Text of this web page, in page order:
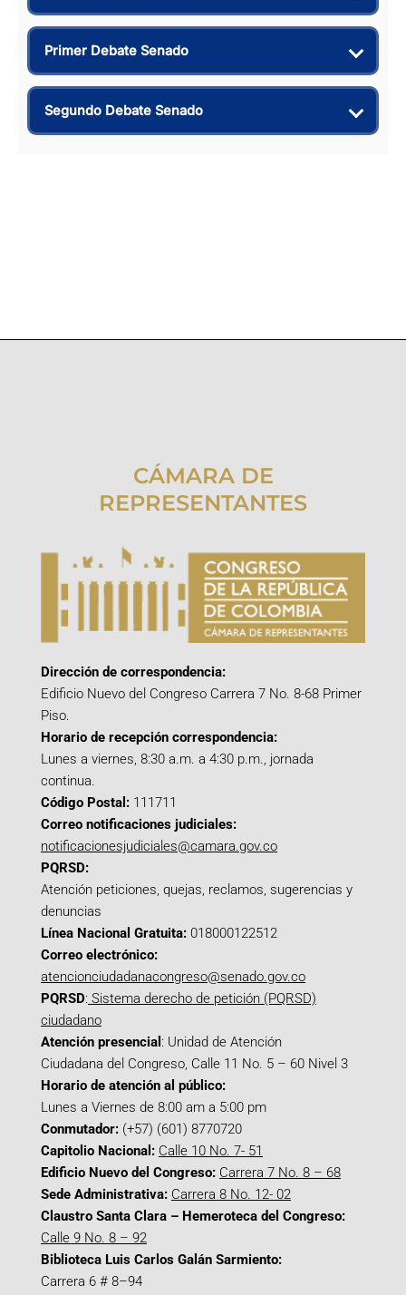
Primer Debate Senado
Segundo Debate Senado
CÁMARA DE
REPRESENTANTES
Dirección de correspondencia:
Edificio Nuevo del Congreso Carrera 7 No. 8-68 Primer
Piso.
Horario de recepción correspondencia:
Lunes a viernes, 8:30 a.m. a 4:30 p.m., jornada
continua.
Código Postal: 111711
Correo notificaciones judiciales:
notificacionesjudiciales@camara.gov.co
PQRSD:
Atención peticiones, quejas, reclamos, sugerencias y
denuncias
Línea Nacional Gratuita: 018000122512
Correo electrónico:
atencionciudadanacongreso@senado.gov.co
PQRSD: Sistema derecho de petición (PQRSD)
ciudadano
Atención presencial : Unidad de Atención
Ciudadana del Congreso, Calle 11 No. 5 – 60 Nivel 3
Horario de atención al público:
Lunes a Viernes de 8:00 am a 5:00 pm
Conmutador: (+57) (601) 8770720
Capitolio Nacional: Calle 10 No. 7- 51
Edificio Nuevo del Congreso: Carrera 7 No. 8 – 68
Sede Administrativa: Carrera 8 No. 12- 02
Claustro Santa Clara – Hemeroteca del Congreso:
Calle 9 No. 8 – 92
Biblioteca Luis Carlos Galán Sarmiento:
Carrera 6 # 8–94